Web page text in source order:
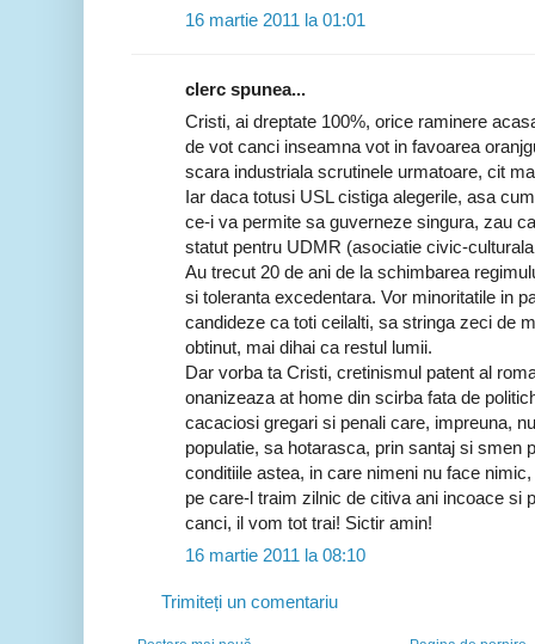
16 martie 2011 la 01:01
clerc spunea...
Cristi, ai dreptate 100%, orice raminere
de vot canci inseamna vot in favoarea
scara industriala scrutinele urmatoare, cit
Iar daca totusi USL cistiga alegerile, asa
ce-i va permite sa guverneze singura, zau
statut pentru UDMR (asociatie civic-
Au trecut 20 de ani de la schimbarea
si toleranta excedentara. Vor minoritatile in
candideze ca toti ceilalti, sa stringa zeci de
obtinut, mai dihai ca restul lumii.
Dar vorba ta Cristi, cretinismul patent al
onanizeaza at home din scirba fata de
cacaciosi gregari si penali care, impreuna,
populatie, sa hotarasca, prin santaj si smen
conditiile astea, in care nimeni nu face
pe care-l traim zilnic de citiva ani incoace si
canci, il vom tot trai! Sictir amin!
16 martie 2011 la 08:10
Trimiteți un comentariu